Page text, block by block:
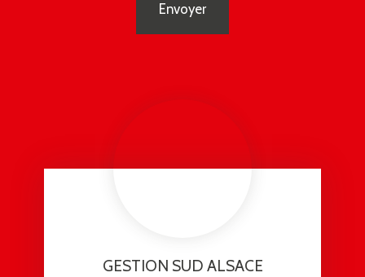
Envoyer
GESTION SUD ALSACE